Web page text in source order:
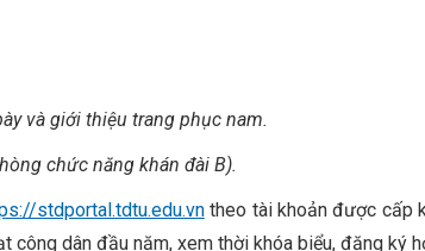
và giới thiệu trang phục nam.
chức năng khán đài B).
stdportal.tdtu.edu.vntheo tài khoản được cấp
dân đầu năm, xem thời khóa biểu, đăng ký